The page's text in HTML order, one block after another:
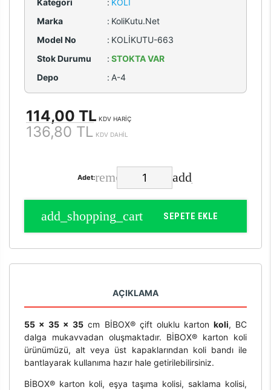
Kategori : KOLI
Marka
: KoliKutu.Net
Model No
: KOLİKUTU-663
Stok Durumu
: STOKTA VAR
Depo
: A-4
114,00 TL KDV HARİÇ
136,80 TL KDV DAHİL
Adet:
SEPETE EKLE
AÇIKLAMA
55 x 35 x 35 cm BİBOX® çift oluklu karton koli, BC
dalga mukavvadan oluşmaktadır. BİBOX® karton koli
ürünümüzü, alt veya üst kapaklarından koli bandı ile
bantlayarak kullanıma hazır hale getirilebilirsiniz.
BİBOX® karton koli, eşya taşıma kolisi, saklama kolisi,